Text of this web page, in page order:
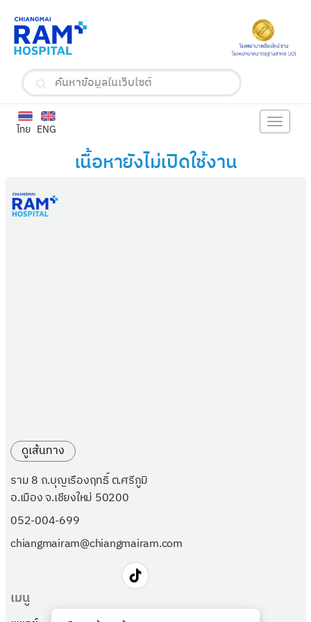
ENG
ไทย Toggle
เนื้อหายังไม่เปิดใช้งาน
เมนู
ดูเส้นทาง
ราม 8 ถ.บุญเรืองฤทธิ์ ต.ศรีภูมิ
อ.เมือง จ.เชียงใหม่ 50200
052-004-699
chiangmairam@chiangmairam.com